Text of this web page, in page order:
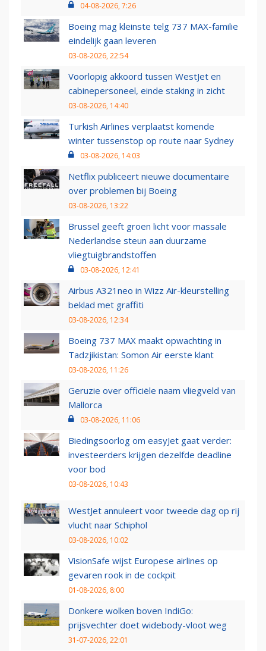
04-08-2026, 7:26
Boeing mag kleinste telg 737 MAX-familie
eindelijk gaan leveren
03-08-2026, 22:54
Voorlopig akkoord tussen WestJet en
cabinepersoneel, einde staking in zicht
03-08-2026, 14:40
Turkish Airlines verplaatst komende
winter tussenstop op route naar Sydney
03-08-2026, 14:03
Netflix publiceert nieuwe documentaire
over problemen bij Boeing
03-08-2026, 13:22
Brussel geeft groen licht voor massale
Nederlandse steun aan duurzame
vliegtuigbrandstoffen
03-08-2026, 12:41
Airbus A321neo in Wizz Air-kleurstelling
beklad met graffiti
03-08-2026, 12:34
Boeing 737 MAX maakt opwachting in
Tadzjikistan: Somon Air eerste klant
03-08-2026, 11:26
Geruzie over officiële naam vliegveld van
Mallorca
03-08-2026, 11:06
Biedingsoorlog om easyJet gaat verder:
investeerders krijgen dezelfde deadline
voor bod
03-08-2026, 10:43
WestJet annuleert voor tweede dag op rij
vlucht naar Schiphol
03-08-2026, 10:02
VisionSafe wijst Europese airlines op
gevaren rook in de cockpit
01-08-2026, 8:00
Donkere wolken boven IndiGo:
prijsvechter doet widebody-vloot weg
31-07-2026, 22:01